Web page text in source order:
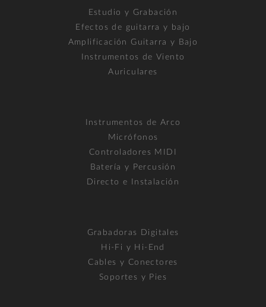
Estudio y Grabación
Efectos de guitarra y bajo
Amplificación Guitarra y Bajo
Instrumentos de Viento
Auriculares
Instrumentos de Arco
Micrófonos
Controladores MIDI
Batería y Percusión
Directo e Instalación
Grabadoras Digitales
Hi-Fi y Hi-End
Cables y Conectores
Soportes y Pies